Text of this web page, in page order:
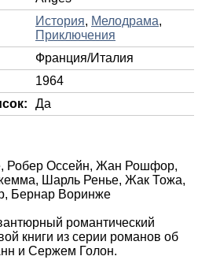
История, Мелодрама,
Приключения
Франция/Италия
1964
Да
Робер Оссейн, Жан Рошфор,
Шарль Ренье, Жак Тожа,
Бернар Воринже
романтический
книги из серии романов об
и Сержем Голон.